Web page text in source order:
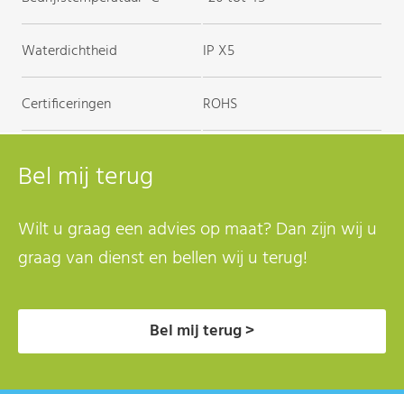
Waterdichtheid IP X5
Certificeringen ROHS
Bel mij terug
Wilt u graag een advies op maat? Dan zijn wij u
graag van dienst en bellen wij u terug!
Bel mij terug >